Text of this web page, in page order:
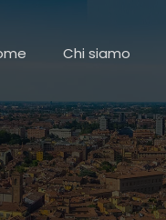
Chi siamo